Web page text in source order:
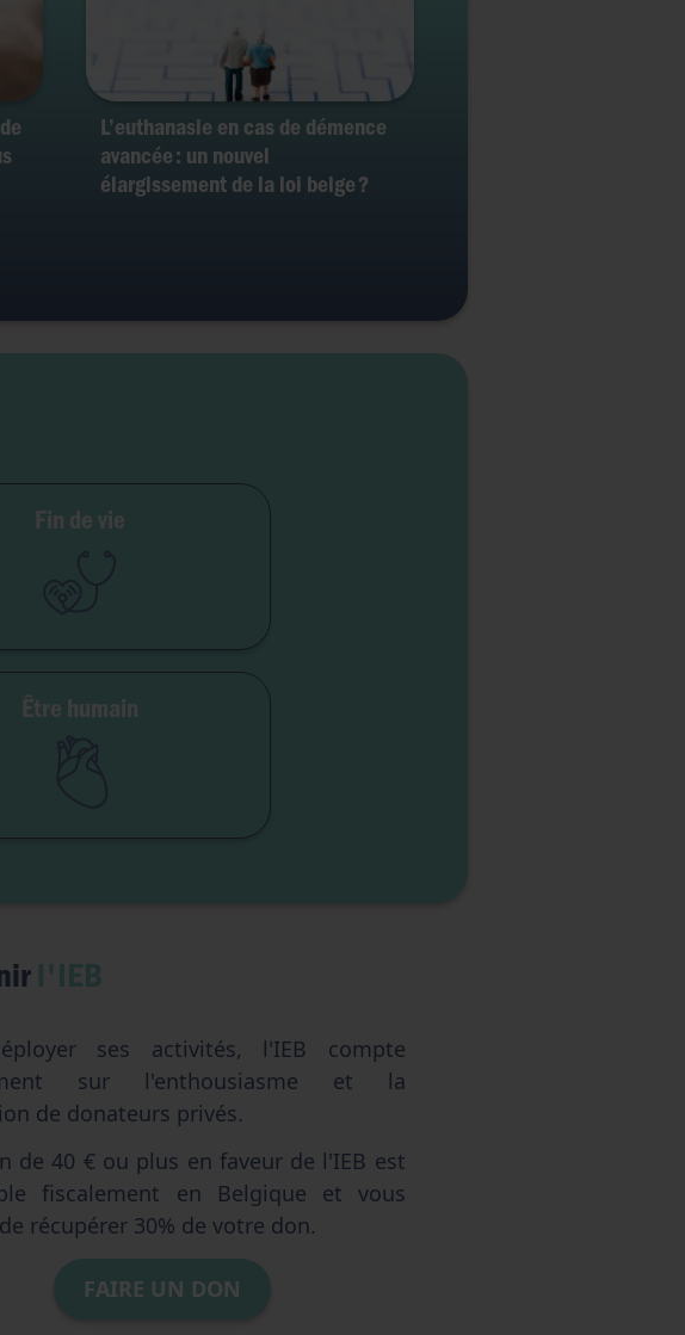
L’euthanasie en cas de démence
avancée : un nouvel
élargissement de la loi belge ?
Fin de vie
Soins palliatifs
Être humain
& handicap
Genre & sexualité
l'IEB
ses activités, l'IEB compte
sur l'enthousiasme et la
de donateurs privés.
de 40 € ou plus en faveur de l'IEB est
fiscalement en Belgique et vous
récupérer 30% de votre don.
FAIRE UN DON